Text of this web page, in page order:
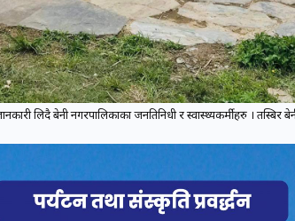
लिदै बेनी नगरपालिकाका जनप्रतिनिधी र स्वास्थ्यकर्मीहरु ।